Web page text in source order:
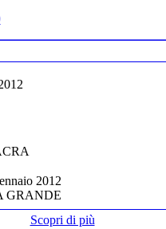
2012
GRANDE
Scopri di più